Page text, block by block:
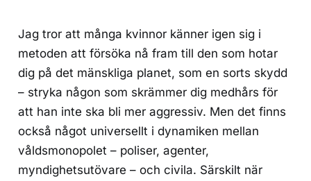
Jag tror att många kvinnor känner igen sig i
metoden att försöka nå fram till den som hotar
dig på det mänskliga planet, som en sorts skydd
– stryka någon som skrämmer dig medhårs för
att han inte ska bli mer aggressiv. Men det finns
också något universellt i dynamiken mellan
våldsmonopolet – poliser, agenter,
myndighetsutövare – och civila. Särskilt när